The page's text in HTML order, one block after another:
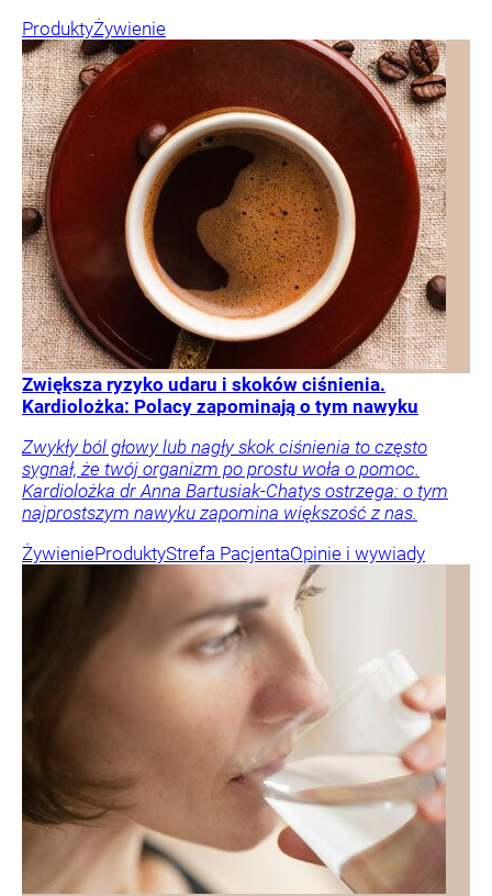
ProduktyŻywienie
Zwiększa ryzyko udaru i skoków ciśnienia.
Kardiolożka: Polacy zapominają o tym nawyku
Zwykły ból głowy lub nagły skok ciśnienia to często
sygnał, że twój organizm po prostu woła o pomoc.
Kardiolożka dr Anna Bartusiak-Chatys ostrzega: o tym
najprostszym nawyku zapomina większość z nas.
ŻywienieProduktyStrefa PacjentaOpinie i wywiady